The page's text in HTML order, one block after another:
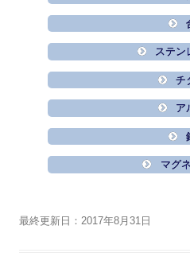
ステン
チ
ア
マグ
最終更新日：2017年8月31日